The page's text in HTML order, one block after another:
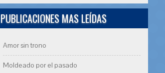
PUBLICACIONES MAS LEÍDAS
Amor sin trono
Moldeado por el pasado